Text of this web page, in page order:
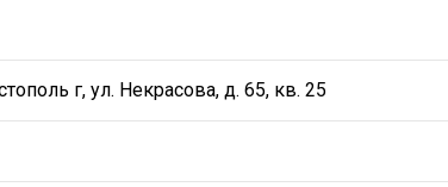
г, ул. Некрасова, д. 65, кв. 25